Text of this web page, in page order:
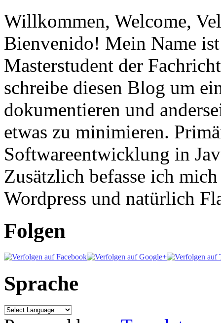
Willkommen, Welcome,
Bienvenido! Mein Name
Masterstudent der
schreibe diesen Blog um
dokumentieren und
etwas zu minimieren.
Softwareentwicklung in
Zusätzlich befasse ich
Wordpress und natürlich
Folgen
Sprache